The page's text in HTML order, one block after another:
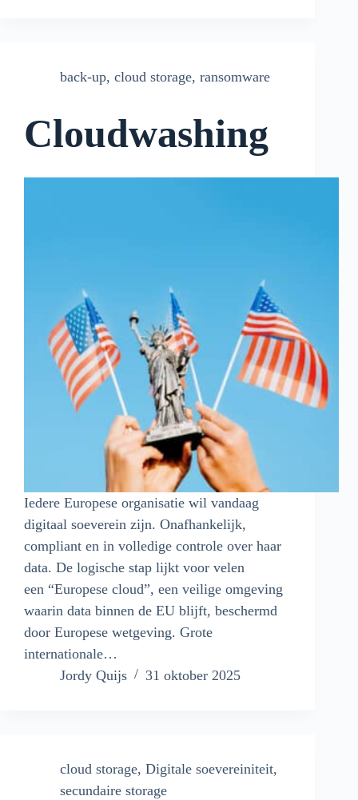
back-up, cloud storage, ransomware
Cloudwashing
Iedere Europese organisatie wil vandaag
digitaal soeverein zijn. Onafhankelijk,
compliant en in volledige controle over haar
data. De logische stap lijkt voor velen
een “Europese cloud”, een veilige omgeving
waarin data binnen de EU blijft, beschermd
door Europese wetgeving. Grote
internationale…
Jordy Quijs
31 oktober 2025
cloud storage, Digitale soevereiniteit,
secundaire storage